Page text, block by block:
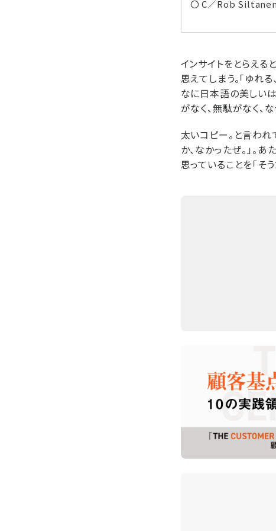
〇 C／Rob Siltanen
インサイトをとらえる
思えてしまう。「ゆれ
なに日本語の美しい
がなく、無駄がなく、
太いコピー。と言われ
か、なかったぜ。」。
思っていることを「そ